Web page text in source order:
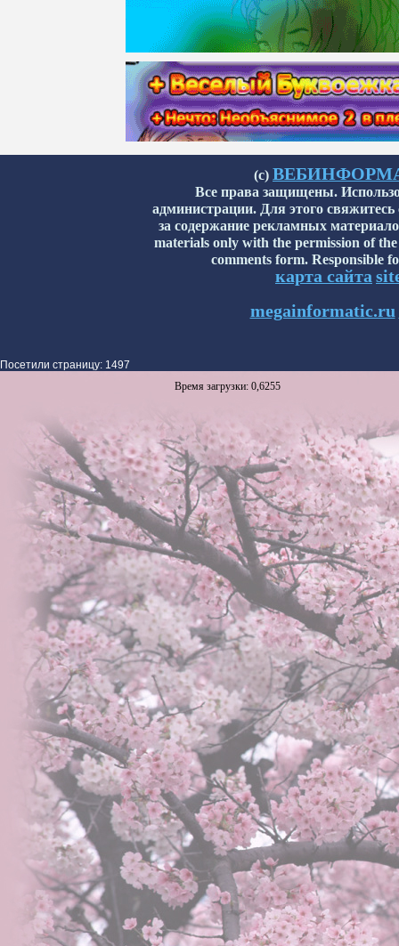
(с)
Все права защищены.
администрации. Для этого
за содержание рекламных
materials only with the permission of
comments form. Responsible
карта сайта
megainformatic.ru
Посетили страницу: 1497
Время загрузки: 0,6255